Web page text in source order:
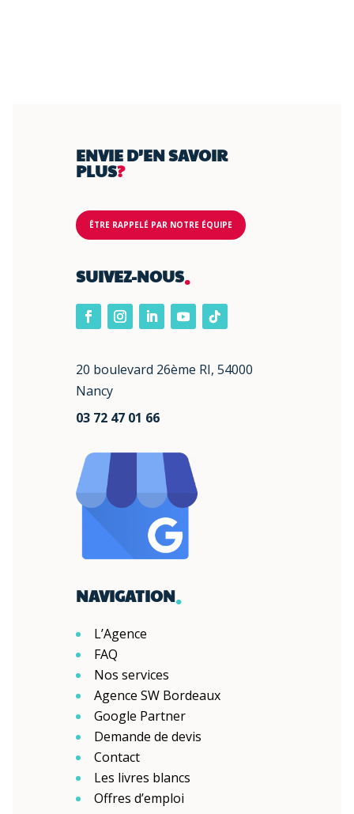
ENVIE D’EN SAVOIR
PLUS?
ÊTRE RAPPELÉ PAR NOTRE ÉQUIPE
SUIVEZ-NOUS.
20 boulevard 26ème RI, 54000
Nancy
03 72 47 01 66
NAVIGATION.
L’Agence
FAQ
Nos services
Agence SW Bordeaux
Google Partner
Demande de devis
Contact
Les livres blancs
Offres d’emploi